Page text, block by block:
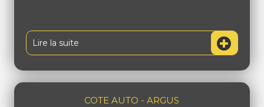
Lire la suite
COTE AUTO - ARGUS